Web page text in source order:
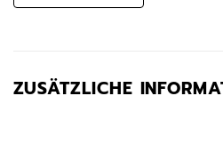
ZUSÄTZLICHE